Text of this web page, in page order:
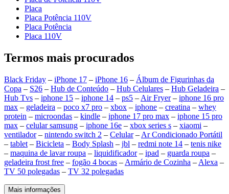
Placa
Placa Potência 110V
Placa Potência
Placa 110V
Termos mais procurados
Black Friday – iPhone 17 – iPhone 16 – Álbum de Figurinhas da
Copa – S26 – Hub de Conteúdo – Hub Celulares – Hub Geladeira –
Hub Tvs – iphone 15 – iphone 14 – ps5 – Air Fryer– iphone 16 pro
max – geladeira – poco x7 pro – xbox – iphone – creatina – whey
protein – microondas – kindle – iphone 17 pro max – iphone 15 pro
max – celular samsung – iphone 16e – xbox series s – xiaomi –
ventilador– nintendo switch 2 – Celular– Ar Condicionado Portátil
– tablet – Bicicleta – Body Splash – jbl – redmi note 14 – tenis nike
– maquina de lavar roupa – liquidificador– ipad – guarda roupa –
geladeira frost free – fogão 4 bocas – Armário de Cozinha – Alexa –
TV 50 polegadas – TV 32 polegadas
Mais informações